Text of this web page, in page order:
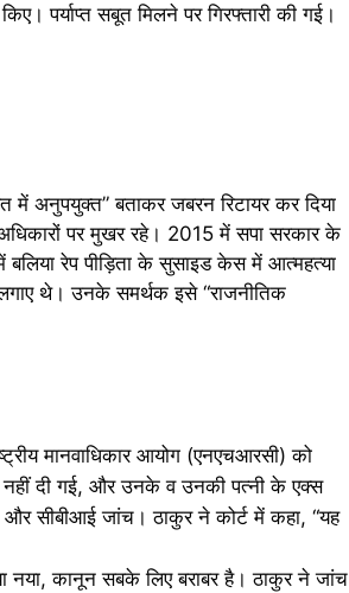
पर्याप्त सबूत मिलने पर गिरफ्तारी की गई।
अनुपयुक्त” बताकर जबरन रिटायर कर दिया
पर मुखर रहे। 2015 में सपा सरकार के
रेप पीड़िता के सुसाइड केस में आत्महत्या
थे। उनके समर्थक इसे “राजनीतिक
मानवाधिकार आयोग (एनएचआरसी) को
नहीं दी गई, और उनके व उनकी पत्नी के एक्स
सीबीआई जांच। ठाकुर ने कोर्ट में कहा, “यह
नया, कानून सबके लिए बराबर है। ठाकुर ने जांच